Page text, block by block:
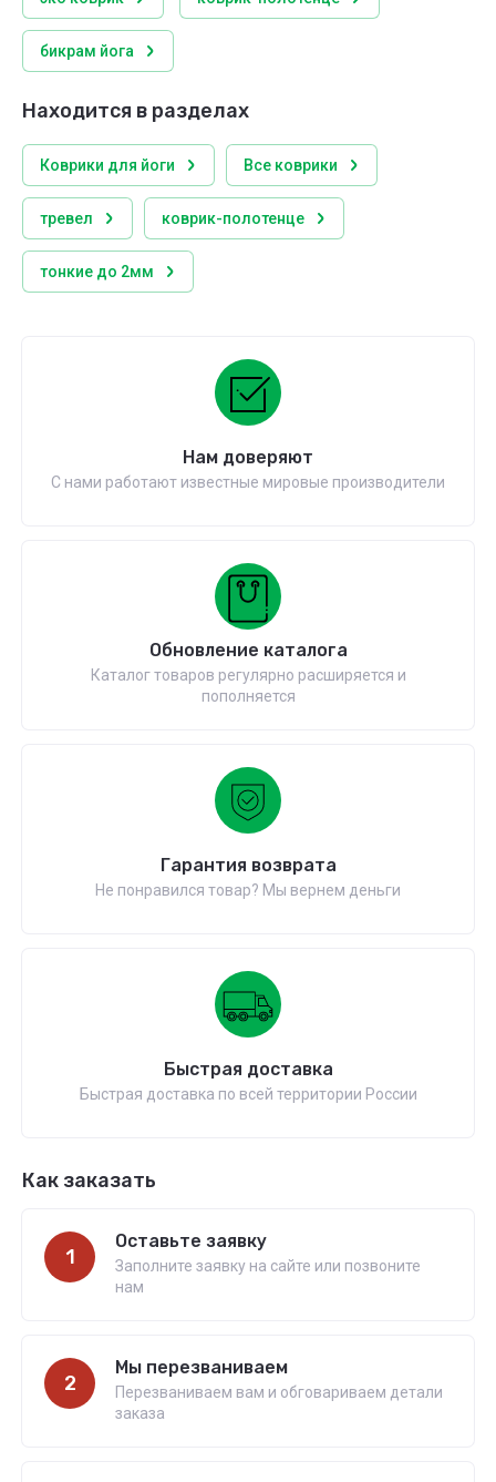
бикрам йога
Находится в разделах
Коврики для йоги Все коврики
тревел коврик-полотенце
тонкие до 2мм
Нам доверяют
С нами работают известные мировые производители
Обновление каталога
Каталог товаров регулярно расширяется и
пополняется
Гарантия возврата
Не понравился товар? Мы вернем деньги
Быстрая доставка
Быстрая доставка по всей территории России
Как заказать
1
Оставьте заявку
Заполните заявку на сайте или позвоните
нам
2
Мы перезваниваем
Перезваниваем вам и обговариваем детали
заказа